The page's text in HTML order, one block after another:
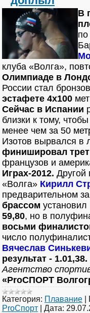
В
клуба «Волга»,
Олимпиаде в
России стал
эстафете 4х100
Сейчас в Испании
близки к тому,
менее чем за 50
Изотов вырвался в
финишировал
французов и
Играх-2012. Другой
«Волга» Кирилл
предварительном
брассом
59,80, но в
восьми
число
Вячеслав
результат - 1.01,38.
Агентство
«ProСПОРТ
Категория: Плавание
ProСпорт
Дата: